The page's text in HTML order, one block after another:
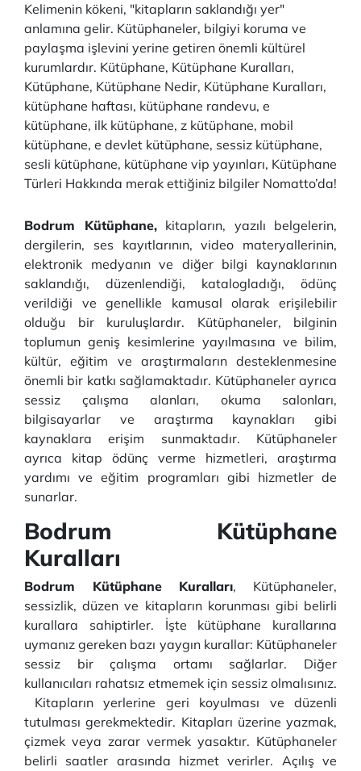
Kelimenin kökeni, "kitapların saklandığı yer"
anlamına gelir. Kütüphaneler, bilgiyi koruma ve
paylaşma işlevini yerine getiren önemli kültürel
kurumlardır. Kütüphane, Kütüphane Kuralları,
Kütüphane, Kütüphane Nedir, Kütüphane Kuralları,
kütüphane haftası, kütüphane randevu, e
kütüphane, ilk kütüphane, z kütüphane, mobil
kütüphane, e devlet kütüphane, sessiz kütüphane,
sesli kütüphane, kütüphane vip yayınları, Kütüphane
Türleri Hakkında merak ettiğiniz bilgiler Nomatto’da!
Bodrum Kütüphane,kitapların, yazılı belgelerin,
dergilerin, ses kayıtlarının, video materyallerinin,
elektronik medyanın ve diğer bilgi kaynaklarının
saklandığı, düzenlendiği, katalogladığı, ödünç
verildiği ve genellikle kamusal olarak erişilebilir
olduğu bir kuruluşlardır. Kütüphaneler, bilginin
toplumun geniş kesimlerine yayılmasına ve bilim,
kültür, eğitim ve araştırmaların desteklenmesine
önemli bir katkı sağlamaktadır. Kütüphaneler ayrıca
sessiz çalışma alanları, okuma salonları,
bilgisayarlar ve araştırma kaynakları gibi
kaynaklara erişim sunmaktadır. Kütüphaneler
ayrıca kitap ödünç verme hizmetleri, araştırma
yardımı ve eğitim programları gibi hizmetler de
sunarlar.
Bodrum Kütüphane
Kuralları
Bodrum Kütüphane Kuralları, Kütüphaneler,
sessizlik, düzen ve kitapların korunması gibi belirli
kurallara sahiptirler. İşte kütüphane kurallarına
uymanız gereken bazı yaygın kurallar: Kütüphaneler
sessiz bir çalışma ortamı sağlarlar. Diğer
kullanıcıları rahatsız etmemek için sessiz olmalısınız.
Kitapların yerlerine geri koyulması ve düzenli
tutulması gerekmektedir. Kitapları üzerine yazmak,
çizmek veya zarar vermek yasaktır. Kütüphaneler
belirli saatler arasında hizmet verirler. Açılış ve